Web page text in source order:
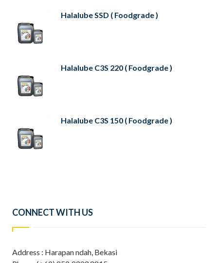
Halalube SSD ( Foodgrade )
Halalube C3S 220 ( Foodgrade )
Halalube C3S 150 ( Foodgrade )
CONNECT WITH US
Address : Harapan ndah, Bekasi